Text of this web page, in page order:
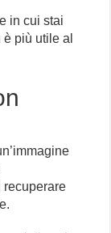
in cui stai
più utile al
recuperare